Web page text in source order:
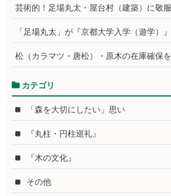
芸術的！足場丸太・屋台村（建築）に敬
「足場丸太」が『京都大学入学（遊学
松（カラマツ・唐松）・原木の在庫確保
カテゴリ
「森を大切にしたい」思い
『丸柱・円柱巡礼』
『木の文化』
その他